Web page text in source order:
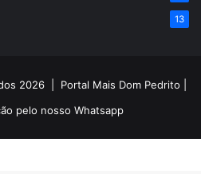
13
2026 | Portal Mais Dom Pedrito
pelo nosso Whatsapp